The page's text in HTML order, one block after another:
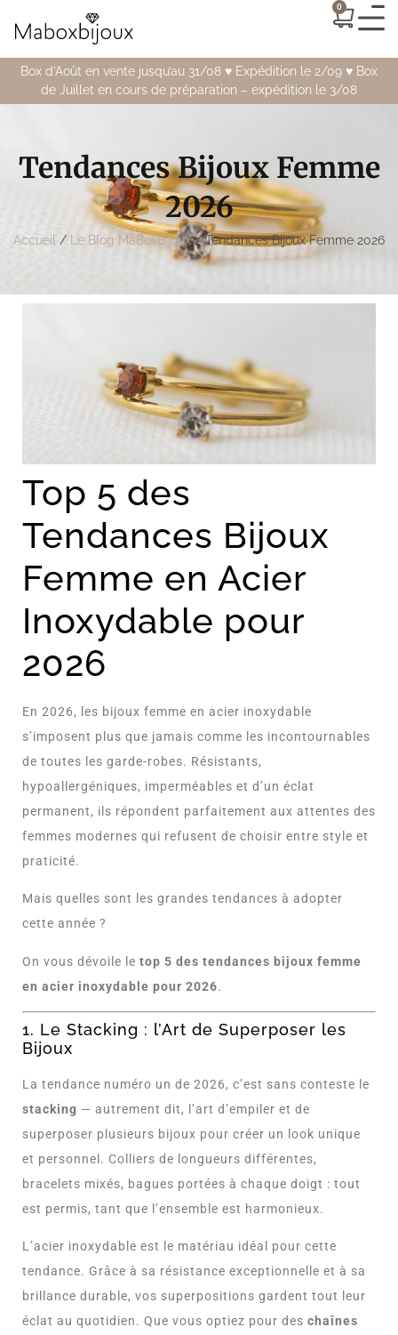
0
Box d’Août en vente jusqu’au 31/08 ♥️ Expédition le 2/09 ♥️ Box
de Juillet en cours de préparation – expédition le 3/08
Tendances Bijoux Femme
2026
Accueil / Le Blog MaBoxBijoux/ Tendances Bijoux Femme 2026
Top 5 des
Tendances Bijoux
Femme en Acier
Inoxydable pour
2026
En 2026, les bijoux femme en acier inoxydable
s’imposent plus que jamais comme les incontournables
de toutes les garde-robes. Résistants,
hypoallergéniques, imperméables et d’un éclat
permanent, ils répondent parfaitement aux attentes des
femmes modernes qui refusent de choisir entre style et
praticité.
Mais quelles sont les grandes tendances à adopter
cette année ?
On vous dévoile le top 5 des tendances bijoux femme
en acier inoxydable pour 2026.
1. Le Stacking : l’Art de Superposer les
Bijoux
La tendance numéro un de 2026, c’est sans conteste le
stacking — autrement dit, l’art d’empiler et de
superposer plusieurs bijoux pour créer un look unique
et personnel. Colliers de longueurs différentes,
bracelets mixés, bagues portées à chaque doigt : tout
est permis, tant que l’ensemble est harmonieux.
L’acier inoxydable est le matériau idéal pour cette
tendance. Grâce à sa résistance exceptionnelle et à sa
brillance durable, vos superpositions gardent tout leur
éclat au quotidien. Que vous optiez pour des chaînes